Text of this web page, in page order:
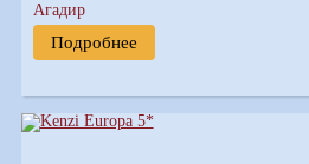
Агадир
Подробнее